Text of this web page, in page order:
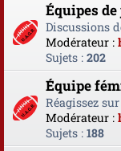
Équipes de
Discussions
Modérateur :
Sujets : 202
Équipe
Réagissez
Modérateur :
Sujets : 188